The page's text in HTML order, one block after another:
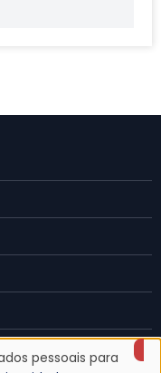
pessoais para